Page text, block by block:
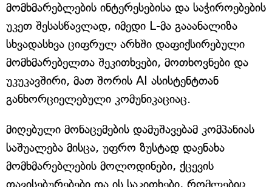
მომხმარებლების ინტერესებისა და საჭიროებების
უკეთ შესასწავლად, იმედი L-მა გააანალიზა
სხვადასხვა ციფრულ არხში დაფიქსირებული
მომხმარებელთა შეკითხვები, მოთხოვნები და
უკუკავშირი, მათ შორის AI ასისტენტთან
განხორციელებული კომუნიკაციაც.
მიღებული მონაცემების დამუშავებამ კომპანიას
საშუალება მისცა, უფრო ზუსტად დაენახა
მომხმარებლების მოლოდინები, ქცევის